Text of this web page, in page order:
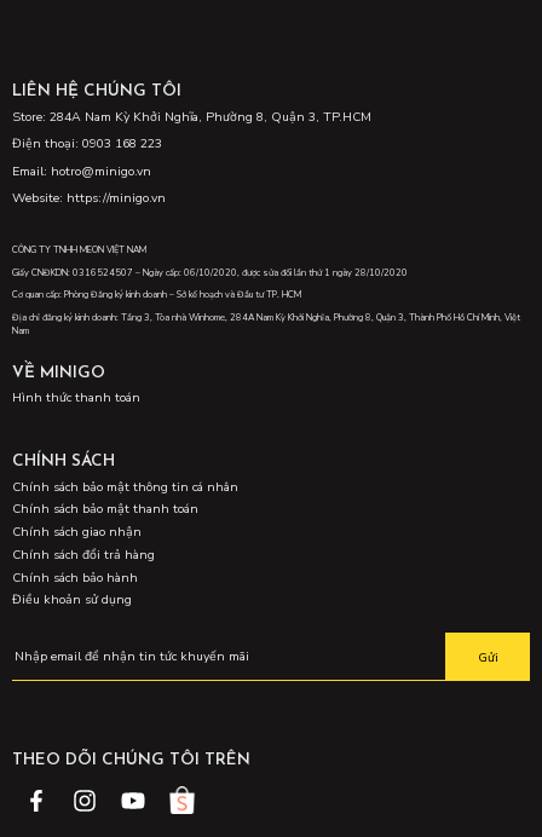
LIÊN HỆ CHÚNG TÔI
Store: 284A Nam Kỳ Khởi Nghĩa, Phường 8, Quận 3, TP.HCM
Điện thoại: 0903 168 223
Email: hotro@minigo.vn
Website: https://minigo.vn
CÔNG TY TNHH MEON VIỆT NAM
Giấy CNĐKDN: 0316524507 – Ngày cấp: 06/10/2020, được sửa đổi lần thứ 1 ngày 28/10/2020
Cơ quan cấp: Phòng Đăng ký kinh doanh – Sở kế hoạch và Đầu tư TP. HCM
Địa chỉ đăng ký kinh doanh: Tầng 3, Tòa nhà Winhome, 284A Nam Kỳ Khởi Nghĩa, Phường 8, Quận 3, Thành Phố Hồ Chí Minh, Việt
Nam
VỀ MINIGO
Hình thức thanh toán
CHÍNH SÁCH
Chính sách bảo mật thông tin cá nhân
Chính sách bảo mật thanh toán
Chính sách giao nhận
Chính sách đổi trả hàng
Chính sách bảo hành
Điều khoản sử dụng
Gửi
THEO DÕI CHÚNG TÔI TRÊN